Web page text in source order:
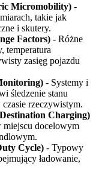
Micromobility) -
takie jak
i skutery.
Factors) - Różne
temperatura
zasięg pojazdu
- Systemy i
śledzenie stanu
rzeczywistym.
Charging)
miejscu docelowym
Cycle) - Typowy
ładowanie,